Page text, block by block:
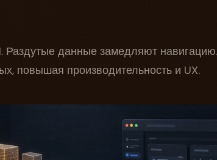
Раздутые данные замедляют
повышая производительность и UX.